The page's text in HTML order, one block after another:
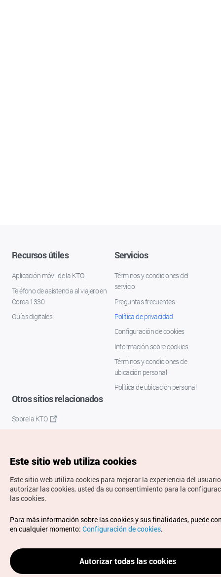
Recursos útiles
Aplicación móvil de la KTO
Teléfono de asistencia al viajero en
Corea 1330
Guías digitales
Servicios
Términos y condiciones del
servicio
Preguntas frecuentes
Política de privacidad
Configuración de cookies
Información sobre cookies
Términos y condiciones de
ubicación personal
Política de ubicación personal
Otros sitios relacionados
Sobre la KTO
Copyrights © Organización de Turismo de Corea. Todos los
derechos reservados.
Para informes de errores y cuestiones relacionadas con el
sitio web, dirija sus consultas al correoelectrónico oficial:
spanish@knto.or.kr
Este sitio web utiliza cookies
Este sitio web utiliza cookies para mejorar la experiencia del
autorizar las cookies, usted da su consentimiento para la
las cookies.
Para más información sobre las cookies y sus finalidades, puede
en cualquier momento: Configuración de cookies.
Autorizar todas las cookies